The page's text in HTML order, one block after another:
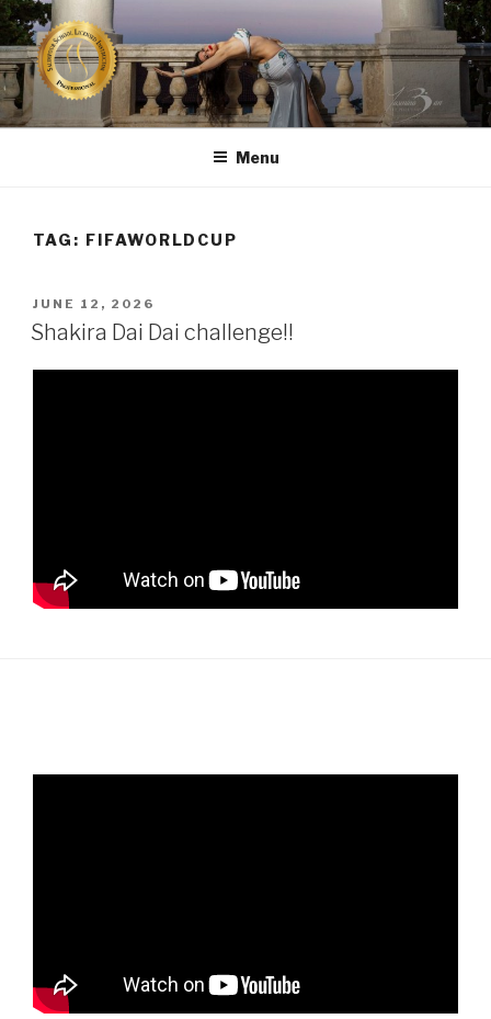
Skip
to
content
TRBUŠNA PLESAČICA SARA
CERTIFICIRANA TRBUŠNA PLESAČICA IZ RIJEKE
Menu
TAG: FIFAWORLDCUP
POSTED
ON
JUNE 12, 2026
Shakira Dai Dai challenge!!